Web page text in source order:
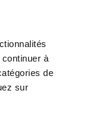
à
de
sur
VOTRE CHAT